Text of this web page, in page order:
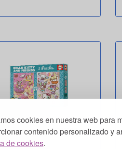
cookies en nuestra web para
contenido personalizado y
de cookies.
HELLO KITTY 2X500